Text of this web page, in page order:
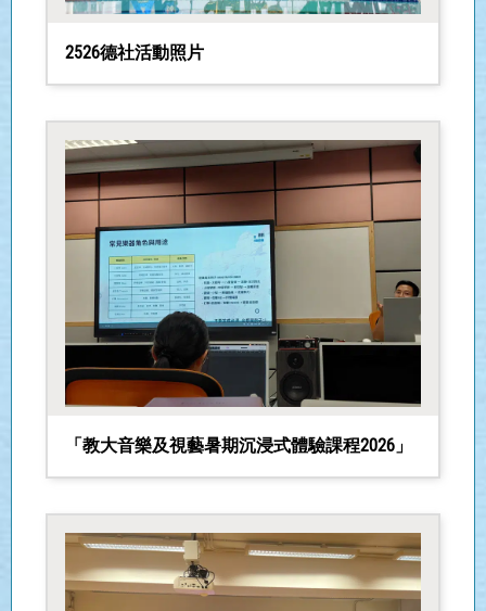
2526德社活動照片
「教大音樂及視藝暑期沉浸式體驗課程2026」